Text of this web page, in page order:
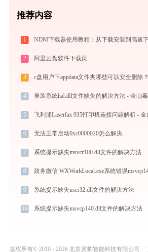
推荐内容
1 NDM下载器使用教程：从下载安装到高速
2 阿里云盘软件下载页
3 c盘用户下appdata文件夹哪些可以安全删除？
4 重装系统hal.dll文件缺失的解决方法 - 金山
5 飞利浦Laserfax 935打印机连接问题解析 -
6 无法正常启动0xc0000020怎么解决
7 系统提示缺失msvcr100.dll文件的解决方法
8
9 系统提示缺失user32.dll文件的解决方法
10 系统提示缺失msvcp140.dll文件的解决方法
版权所有© 2010 - 2026 北京灵豹智能科技有限公司